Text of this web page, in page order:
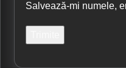
Salvează-mi numele,